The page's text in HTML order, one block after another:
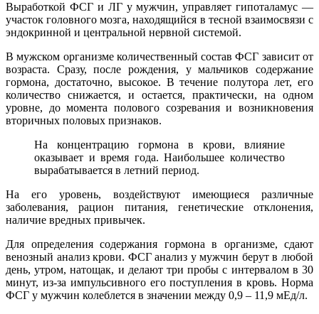
Выработкой ФСГ и ЛГ у мужчин, управляет гипоталамус —
участок головного мозга, находящийся в тесной взаимосвязи с
эндокринной и центральной нервной системой.
В мужском организме количественный состав ФСГ зависит от
возраста. Сразу, после рождения, у мальчиков содержание
гормона, достаточно, высокое. В течение полутора лет, его
количество снижается, и остается, практически, на одном
уровне, до момента полового созревания и возникновения
вторичных половых признаков.
На концентрацию гормона в крови, влияние
оказывает и время года. Наибольшее количество
вырабатывается в летний период.
На его уровень, воздействуют имеющиеся различные
заболевания, рацион питания, генетические отклонения,
наличие вредных привычек.
Для определения содержания гормона в организме, сдают
венозный анализ крови. ФСГ анализ у мужчин берут в любой
день, утром, натощак, и делают три пробы с интервалом в 30
минут, из-за импульсивного его поступления в кровь. Норма
ФСГ у мужчин колеблется в значении между 0,9 – 11,9 мЕд/л.